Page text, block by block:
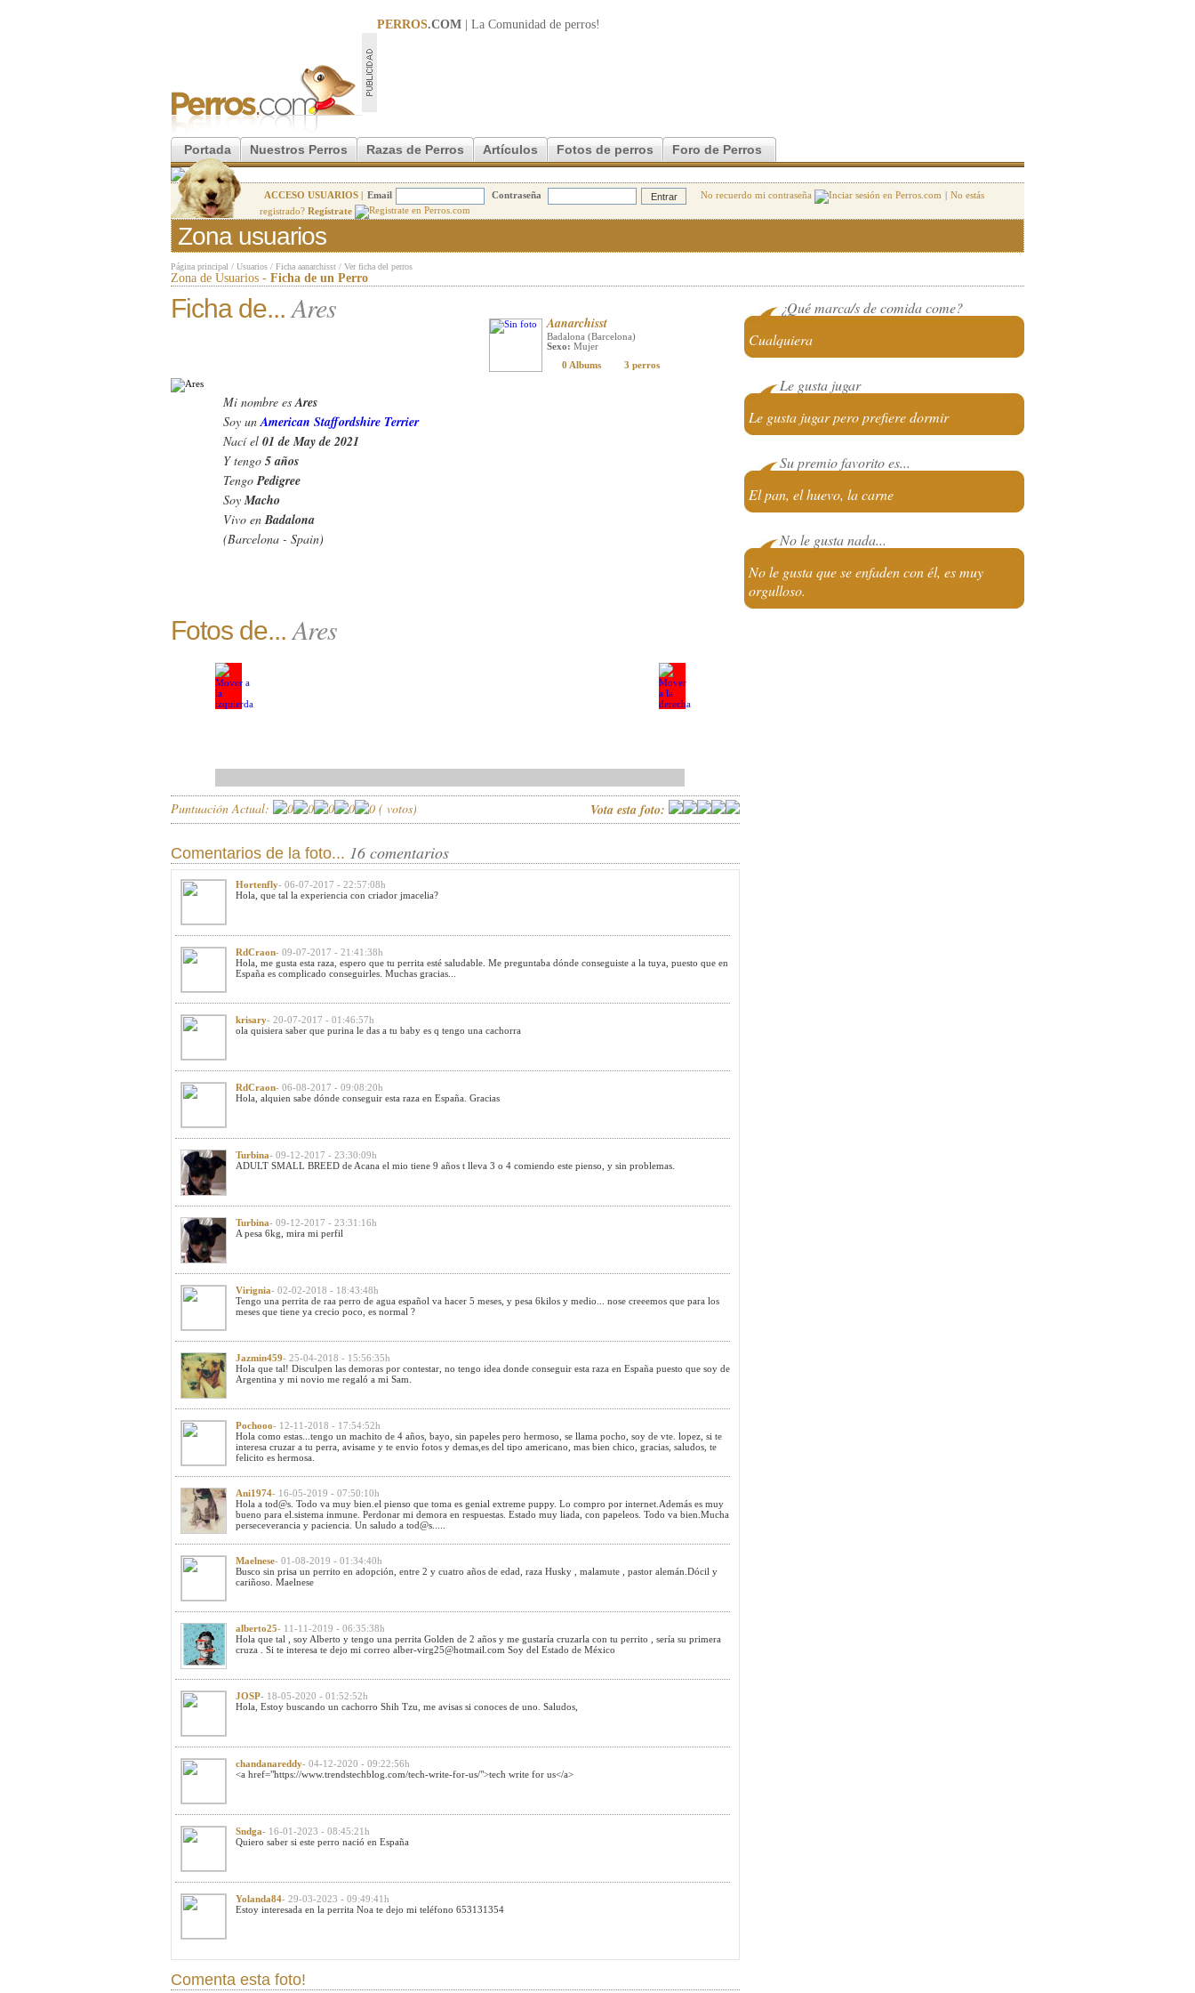
PERROS.COM | La Comunidad de perros!
Portada Nuestros Perros Razas de Perros Artículos Fotos de perros Foro de Perros
ACCESO USUARIOS | Email Contraseña No recuerdo mi contraseña | No estás
registrado? Regístrate
Zona usuarios
Página principal / Usuarios / Ficha aanarchisst / Ver ficha del perros
Zona de Usuarios - Ficha de un Perro
Ficha de... Ares Aanarchisst
Badalona (Barcelona)
Sexo: Mujer
0 Albums
3 perros
Mi nombre esAres
Soy unAmerican Staffordshire Terrier
Nací el 01 de May de 2021
Y tengo 5 años
TengoPedigree
SoyMacho
Vivo enBadalona
(Barcelona - Spain)
¿Qué marca/s de comida come?
Cualquiera
Le gusta jugar
Le gusta jugar pero prefiere dormir
Su premio favorito es...
El pan, el huevo, la carne
No le gusta nada...
No le gusta que se enfaden con él, es muy
orgulloso.
Fotos de... Ares
Puntuación Actual: ( votos) Vota esta foto:
Comentarios de la foto... 16 comentarios
Hortenfly- 06-07-2017 - 22:57:08h
Hola, que tal la experiencia con criador jmacelia?
RdCraon- 09-07-2017 - 21:41:38h
Hola, me gusta esta raza, espero que tu perrita esté saludable. Me preguntaba dónde conseguiste a la tuya, puesto que en
España es complicado conseguirles. Muchas gracias...
krisary- 20-07-2017 - 01:46:57h
ola quisiera saber que purina le das a tu baby es q tengo una cachorra
RdCraon- 06-08-2017 - 09:08:20h
Hola, alquien sabe dónde conseguir esta raza en España. Gracias
Turbina- 09-12-2017 - 23:30:09h
ADULT SMALL BREED de Acana el mio tiene 9 años t lleva 3 o 4 comiendo este pienso, y sin problemas.
Turbina- 09-12-2017 - 23:31:16h
A pesa 6kg, mira mi perfil
Virignia- 02-02-2018 - 18:43:48h
Tengo una perrita de raa perro de agua español va hacer 5 meses, y pesa 6kilos y medio... nose creeemos que para los
meses que tiene ya crecio poco, es normal ?
Jazmin459- 25-04-2018 - 15:56:35h
Hola que tal! Disculpen las demoras por contestar, no tengo idea donde conseguir esta raza en España puesto que soy de
Argentina y mi novio me regaló a mi Sam.
Pochooo- 12-11-2018 - 17:54:52h
Hola como estas...tengo un machito de 4 años, bayo, sin papeles pero hermoso, se llama pocho, soy de vte. lopez, si te
interesa cruzar a tu perra, avisame y te envio fotos y demas,es del tipo americano, mas bien chico, gracias, saludos, te
felicito es hermosa.
Ani1974- 16-05-2019 - 07:50:10h
Hola a tod@s. Todo va muy bien.el pienso que toma es genial extreme puppy. Lo compro por internet.Además es muy
bueno para el.sistema inmune. Perdonar mi demora en respuestas. Estado muy liada, con papeleos. Todo va bien.Mucha
perseceverancia y paciencia. Un saludo a tod@s.....
Maelnese- 01-08-2019 - 01:34:40h
Busco sin prisa un perrito en adopción, entre 2 y cuatro años de edad, raza Husky , malamute , pastor alemán.Dócil y
cariñoso. Maelnese
alberto25- 11-11-2019 - 06:35:38h
Hola que tal , soy Alberto y tengo una perrita Golden de 2 años y me gustaría cruzarla con tu perrito , sería su primera
cruza . Si te interesa te dejo mi correo alber-virg25@hotmail.com Soy del Estado de México
JOSP- 18-05-2020 - 01:52:52h
Hola, Estoy buscando un cachorro Shih Tzu, me avisas si conoces de uno. Saludos,
chandanareddy- 04-12-2020 - 09:22:56h
<a href="https://www.trendstechblog.com/tech-write-for-us/">tech write for us</a>
Sndga- 16-01-2023 - 08:45:21h
Quiero saber si este perro nació en España
Yolanda84- 29-03-2023 - 09:49:41h
Estoy interesada en la perrita Noa te dejo mi teléfono 653131354
Comenta esta foto!